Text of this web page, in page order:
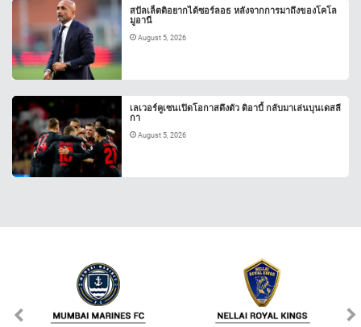
สปัลเล็ตติอยากได้ซอร์ลอธ หลังจากการมาถึงของโคโล
มูอานี
August 5, 2026
เลเวอร์คูเซนเปิดโอกาสดึงตัว ดิอาบี้ กลับมาเล่นบุนเดสลี
กา
August 5, 2026